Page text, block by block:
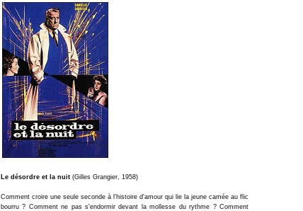
Le désordre et la nuit (Gilles Grangier, 1958)
Comment croire une seule seconde à l'histoire d'amour qui lie la jeune camée au flic
bourru ? Comment ne pas s'endormir devant la mollesse du rythme ? Comment